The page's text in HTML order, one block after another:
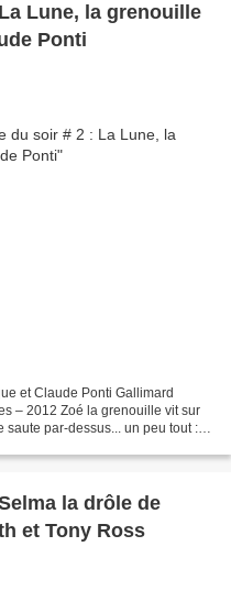
Lune, la grenouille
Ponti
et Claude Ponti Gallimard
– 2012 Zoé la grenouille vit sur
par-dessus... un peu tout :
la drôle de
et Tony Ross